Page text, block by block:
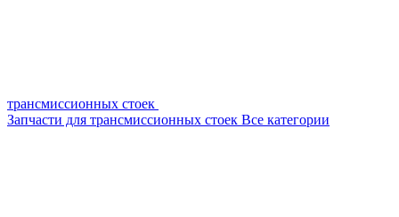
трансмиссионных стоек
Запчасти для трансмиссионных стоек Все категории